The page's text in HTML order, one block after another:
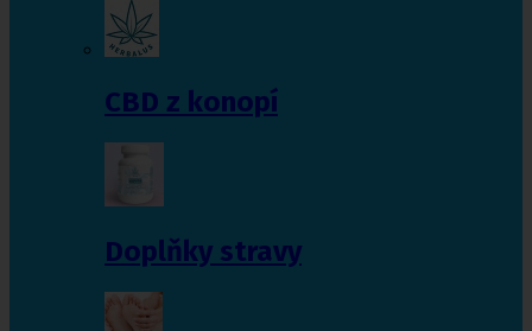
CBD z konopí
Doplňky stravy